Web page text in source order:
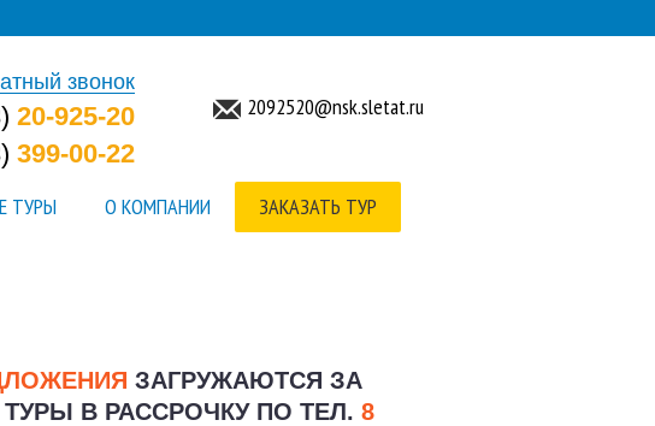
звонок
20-925-20
399-00-22
2092520@nsk.sletat.ru
ТУРЫ О КОМПАНИИ ЗАКАЗАТЬ ТУР
ЗАГРУЖАЮТСЯ ЗА
В РАССРОЧКУ ПО ТЕЛ. 8